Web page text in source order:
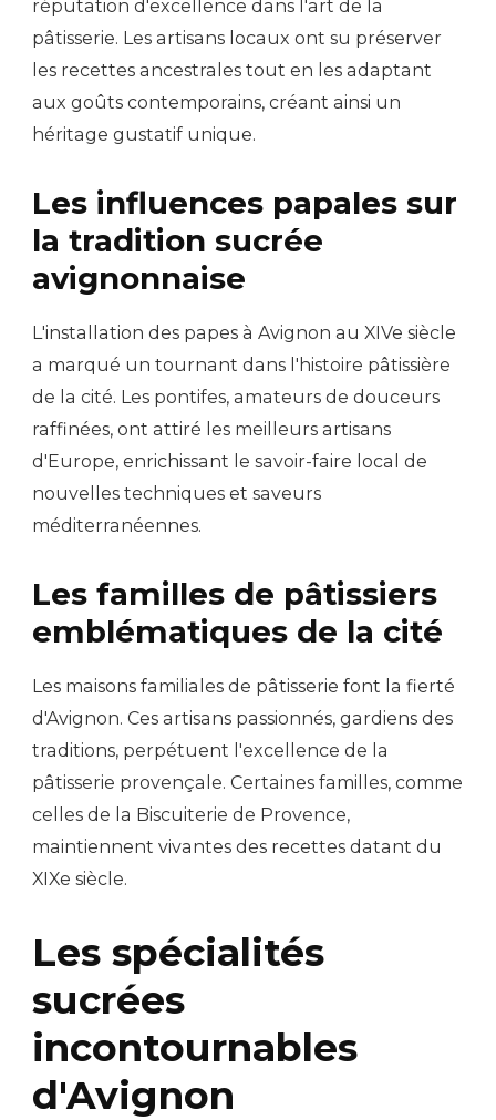
réputation d'excellence dans l'art de la
pâtisserie. Les artisans locaux ont su préserver
les recettes ancestrales tout en les adaptant
aux goûts contemporains, créant ainsi un
héritage gustatif unique.
Les influences papales sur
la tradition sucrée
avignonnaise
L'installation des papes à Avignon au XIVe siècle
a marqué un tournant dans l'histoire pâtissière
de la cité. Les pontifes, amateurs de douceurs
raffinées, ont attiré les meilleurs artisans
d'Europe, enrichissant le savoir-faire local de
nouvelles techniques et saveurs
méditerranéennes.
Les familles de pâtissiers
emblématiques de la cité
Les maisons familiales de pâtisserie font la fierté
d'Avignon. Ces artisans passionnés, gardiens des
traditions, perpétuent l'excellence de la
pâtisserie provençale. Certaines familles, comme
celles de la Biscuiterie de Provence,
maintiennent vivantes des recettes datant du
XIXe siècle.
Les spécialités
sucrées
incontournables
d'Avignon